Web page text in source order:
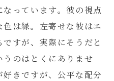
っています。彼の視点
は緑。左寄せな彼はエ
すが、実際にそうだと
のはとくにありませ
きですが、公平な配分